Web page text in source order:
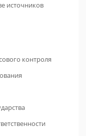
источников
контроля